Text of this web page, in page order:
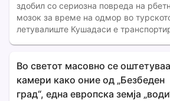
здобил со сериозна повреда на
мозок за време на одмор во
летувалиште Кушадаси е
клиника за трауматологија,
болести, анестезија, реанимација и
Во светот масовно се
камери како оние од „Безбеден
град“, една европска земја